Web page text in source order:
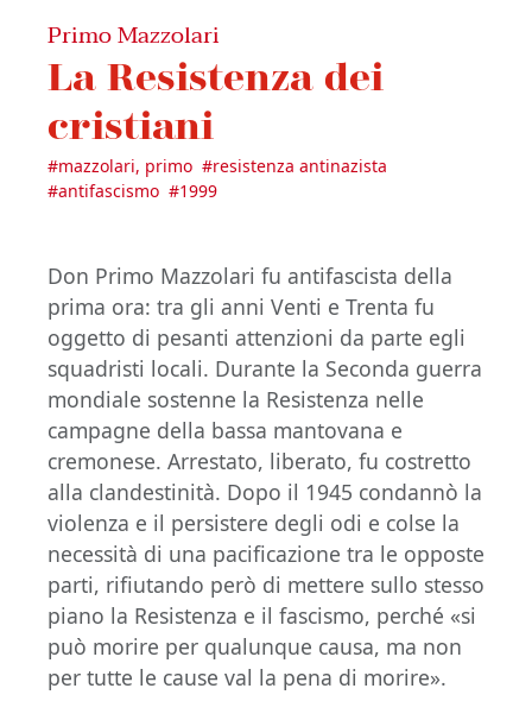
Primo Mazzolari
La Resistenza dei
cristiani
#mazzolari, primo #resistenza antinazista
#antifascismo #1999
Don Primo Mazzolari fu antifascista della
prima ora: tra gli anni Venti e Trenta fu
oggetto di pesanti attenzioni da parte egli
squadristi locali. Durante la Seconda guerra
mondiale sostenne la Resistenza nelle
campagne della bassa mantovana e
cremonese. Arrestato, liberato, fu costretto
alla clandestinità. Dopo il 1945 condannò la
violenza e il persistere degli odi e colse la
necessità di una pacificazione tra le opposte
parti, rifiutando però di mettere sullo stesso
piano la Resistenza e il fascismo, perché «si
può morire per qualunque causa, ma non
per tutte le cause val la pena di morire».